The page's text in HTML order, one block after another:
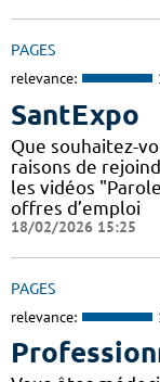
PAGES
relevance:
SantExpo
Que souhaitez-
raisons de
les vidéos
offres d’emploi
18/02/2026 15:25
PAGES
relevance: